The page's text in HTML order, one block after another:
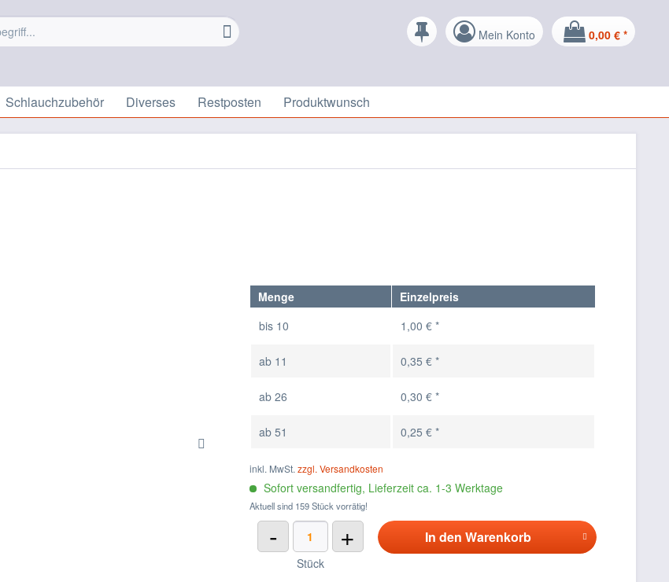
Mein Konto 0,00 € *
Schlauchzubehör Diverses Restposten Produktwunsch
Menge
Einzelpreis
bis 10 1,00 € *
ab 11 0,35 € *
ab26 0,30 € *
ab51 0,25 € *
inkl. MwSt.zzgl. Versandkosten
Sofort versandfertig, Lieferzeit ca. 1-3 Werktage
Aktuell sind 159 Stück vorrätig!
- +
Stück
In den Warenkorb